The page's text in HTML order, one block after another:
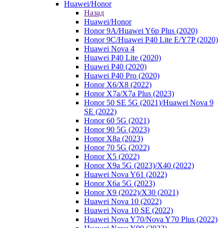
Huawei/Honor
Назад
Huawei/Honor
Honor 9A/Huawei Y6p Plus (2020)
Honor 9C/Huawei P40 Lite E/Y7P (2020)
Huawei Nova 4
Huawei P40 Lite (2020)
Huawei P40 (2020)
Huawei P40 Pro (2020)
Honor X6/Х8 (2022)
Honor X7a/X7a Plus (2023)
Honor 50 SE 5G (2021)/Huawei Nova 9
SE (2022)
Honor 60 5G (2021)
Honor 90 5G (2023)
Honor X8a (2023)
Honor 70 5G (2022)
Honor X5 (2022)
Honor X9a 5G (2023)/Х40 (2022)
Huawei Nova Y61 (2022)
Honor X6a 5G (2023)
Honor X9 (2022)/Х30 (2021)
Huawei Nova 10 (2022)
Huawei Nova 10 SE (2022)
Huawei Nova Y70/Nova Y70 Plus (2022)